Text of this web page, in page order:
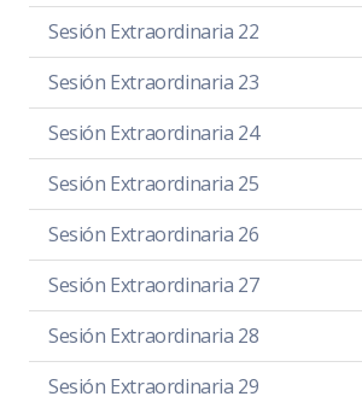
Sesión Extraordinaria 22
Sesión Extraordinaria 23
Sesión Extraordinaria 24
Sesión Extraordinaria 25
Sesión Extraordinaria 26
Sesión Extraordinaria 27
Sesión Extraordinaria 28
Sesión Extraordinaria 29